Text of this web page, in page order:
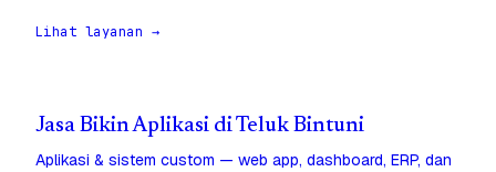
Lihat layanan →
Jasa Bikin Aplikasi di Teluk Bintuni
Aplikasi & sistem custom — web app, dashboard, ERP, dan